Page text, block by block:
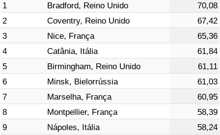
1 Bradford, Reino Unido
70,08
2
Coventry, Reino Unido
67,42
3
Nice, França
65,36
4
Catânia, Itália
61,84
5
Birmingham, Reino Unido
61,11
6
Minsk, Bielorrússia
61,03
7
Marselha, França
60,95
8
Montpellier, França
58,39
9
Nápoles, Itália
58,24
Índice de poluição
Indicador de Poluição por País
Indicador de Trânsito
Indicador de Trânsito (Atual)